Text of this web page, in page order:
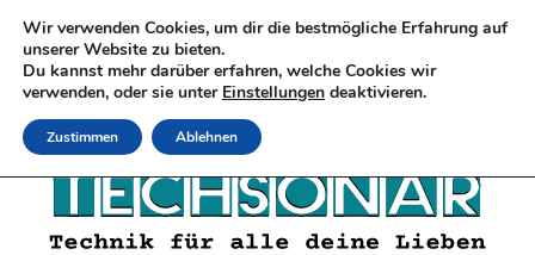
Wir verwenden Cookies, um dir die bestmögliche Erfahrung auf
unserer Website zu bieten.
Du kannst mehr darüber erfahren, welche Cookies wir
verwenden, oder sie unter Einstellungen deaktivieren.
Zustimmen Ablehnen